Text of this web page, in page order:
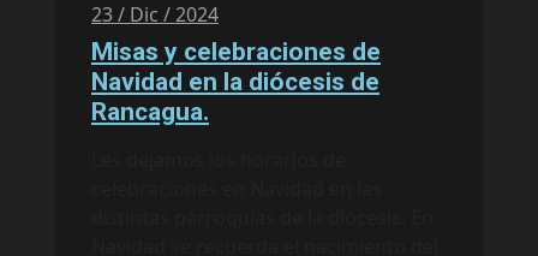
23 / Dic / 2024
Misas y celebraciones de
Navidad en la diócesis de
Rancagua.